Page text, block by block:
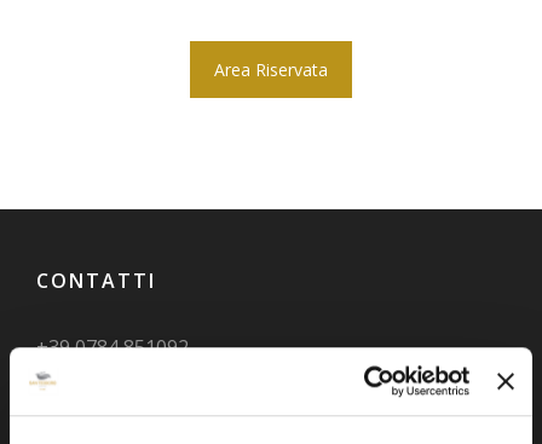
Area Riservata
CONTATTI
+39 0784 851092
info@hotelsanteodoro.com